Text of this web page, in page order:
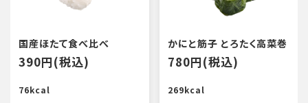
国産ほたて食べ比べ
390円(税込)
76kcal
かにと筋子 とろたく高菜巻
780円(税込)
269kcal